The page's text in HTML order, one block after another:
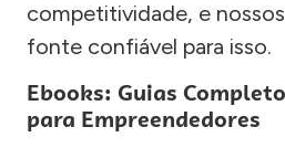
competitividade, e
fonte confiável para isso.
Ebooks: Guias
para Empreendedores